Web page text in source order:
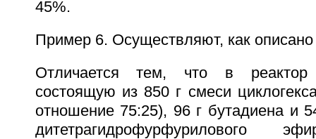
45%.
Пример 6. Осуществляют, как
Отличается тем, что в реактор
состоящую из 850 г смеси
отношение 75:25), 96 г бутадиена и
дитетрагидрофурфурилового